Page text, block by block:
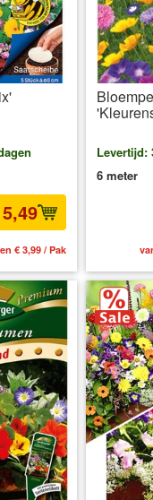
€ 3,99 / Pak
Levertijd:
6 meter